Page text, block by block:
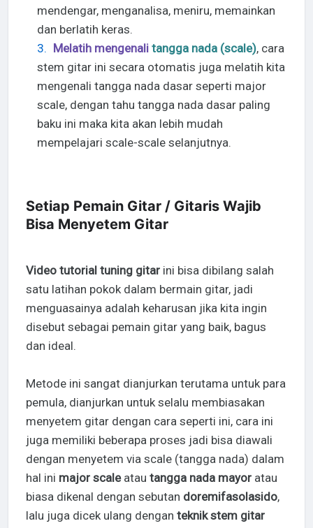
mendengar, menganalisa, meniru, memainkan
dan berlatih keras.
Melatih mengenali tangga nada (scale), cara
stem gitar ini secara otomatis juga melatih kita
mengenali tangga nada dasar seperti major
scale, dengan tahu tangga nada dasar paling
baku ini maka kita akan lebih mudah
mempelajari scale-scale selanjutnya.
Setiap Pemain Gitar / Gitaris Wajib
Bisa Menyetem Gitar
Video tutorial tuning gitarini bisa dibilang salah
satu latihan pokok dalam bermain gitar, jadi
menguasainya adalah keharusan jika kita ingin
disebut sebagai pemain gitar yang baik, bagus
dan ideal.
Metode ini sangat dianjurkan terutama untuk para
pemula, dianjurkan untuk selalu membiasakan
menyetem gitar dengan cara seperti ini, cara ini
juga memiliki beberapa proses jadi bisa diawali
dengan menyetem via scale (tangga nada) dalam
hal ini major scaleatau tangga nada mayoratau
biasa dikenal dengan sebutan doremifasolasido,
lalu juga dicek ulang dengan teknik stem gitar